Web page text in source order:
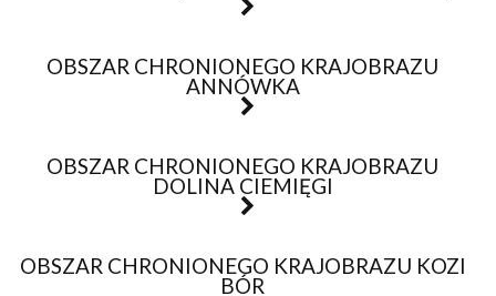
OBSZAR CHRONIONEGO KRAJOBRAZU
ANNÓWKA
OBSZAR CHRONIONEGO KRAJOBRAZU
DOLINA CIEMIĘGI
OBSZAR CHRONIONEGO KRAJOBRAZU KOZI
BÓR